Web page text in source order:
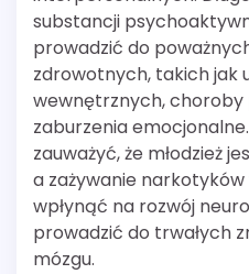
substancji
prowadzić do
zdrowotnych, takich jak
wewnętrznych, choroby
zaburzenia
zauważyć, że młodzież
a zażywanie
wpłynąć na rozwój
prowadzić do trwałych
mózgu.